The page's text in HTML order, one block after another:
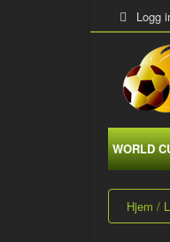
Logg
WORLD
Hjem